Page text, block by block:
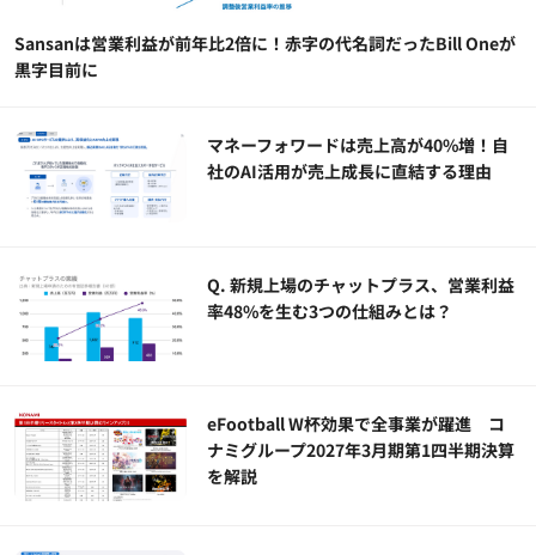
Sansanは営業利益が前年比2倍に！赤字の代名詞だったBill Oneが
黒字目前に
マネーフォワードは売上高が40%増！自
社のAI活用が売上成長に直結する理由
Q. 新規上場のチャットプラス、営業利益
率48%を生む3つの仕組みとは？
eFootball W杯効果で全事業が躍進 コ
ナミグループ2027年3月期第1四半期決算
を解説